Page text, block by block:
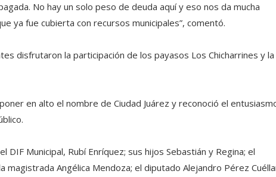
No hay un solo peso de deuda aquí y eso nos da mucha
ya fue cubierta con recursos municipales”, comentó.
disfrutaron la participación de los payasos Los Chicharrines y la
en alto el nombre de Ciudad Juárez y reconoció el
Municipal, Rubí Enríquez; sus hijos Sebastián y Regina; el
Angélica Mendoza; el diputado Alejandro Pérez